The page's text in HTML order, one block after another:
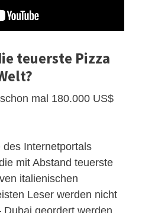
teuerste Pizza
mal 180.000 US$
Internetportals
mit Abstand teuerste
italienischen
Leser werden nicht
geordert werden.